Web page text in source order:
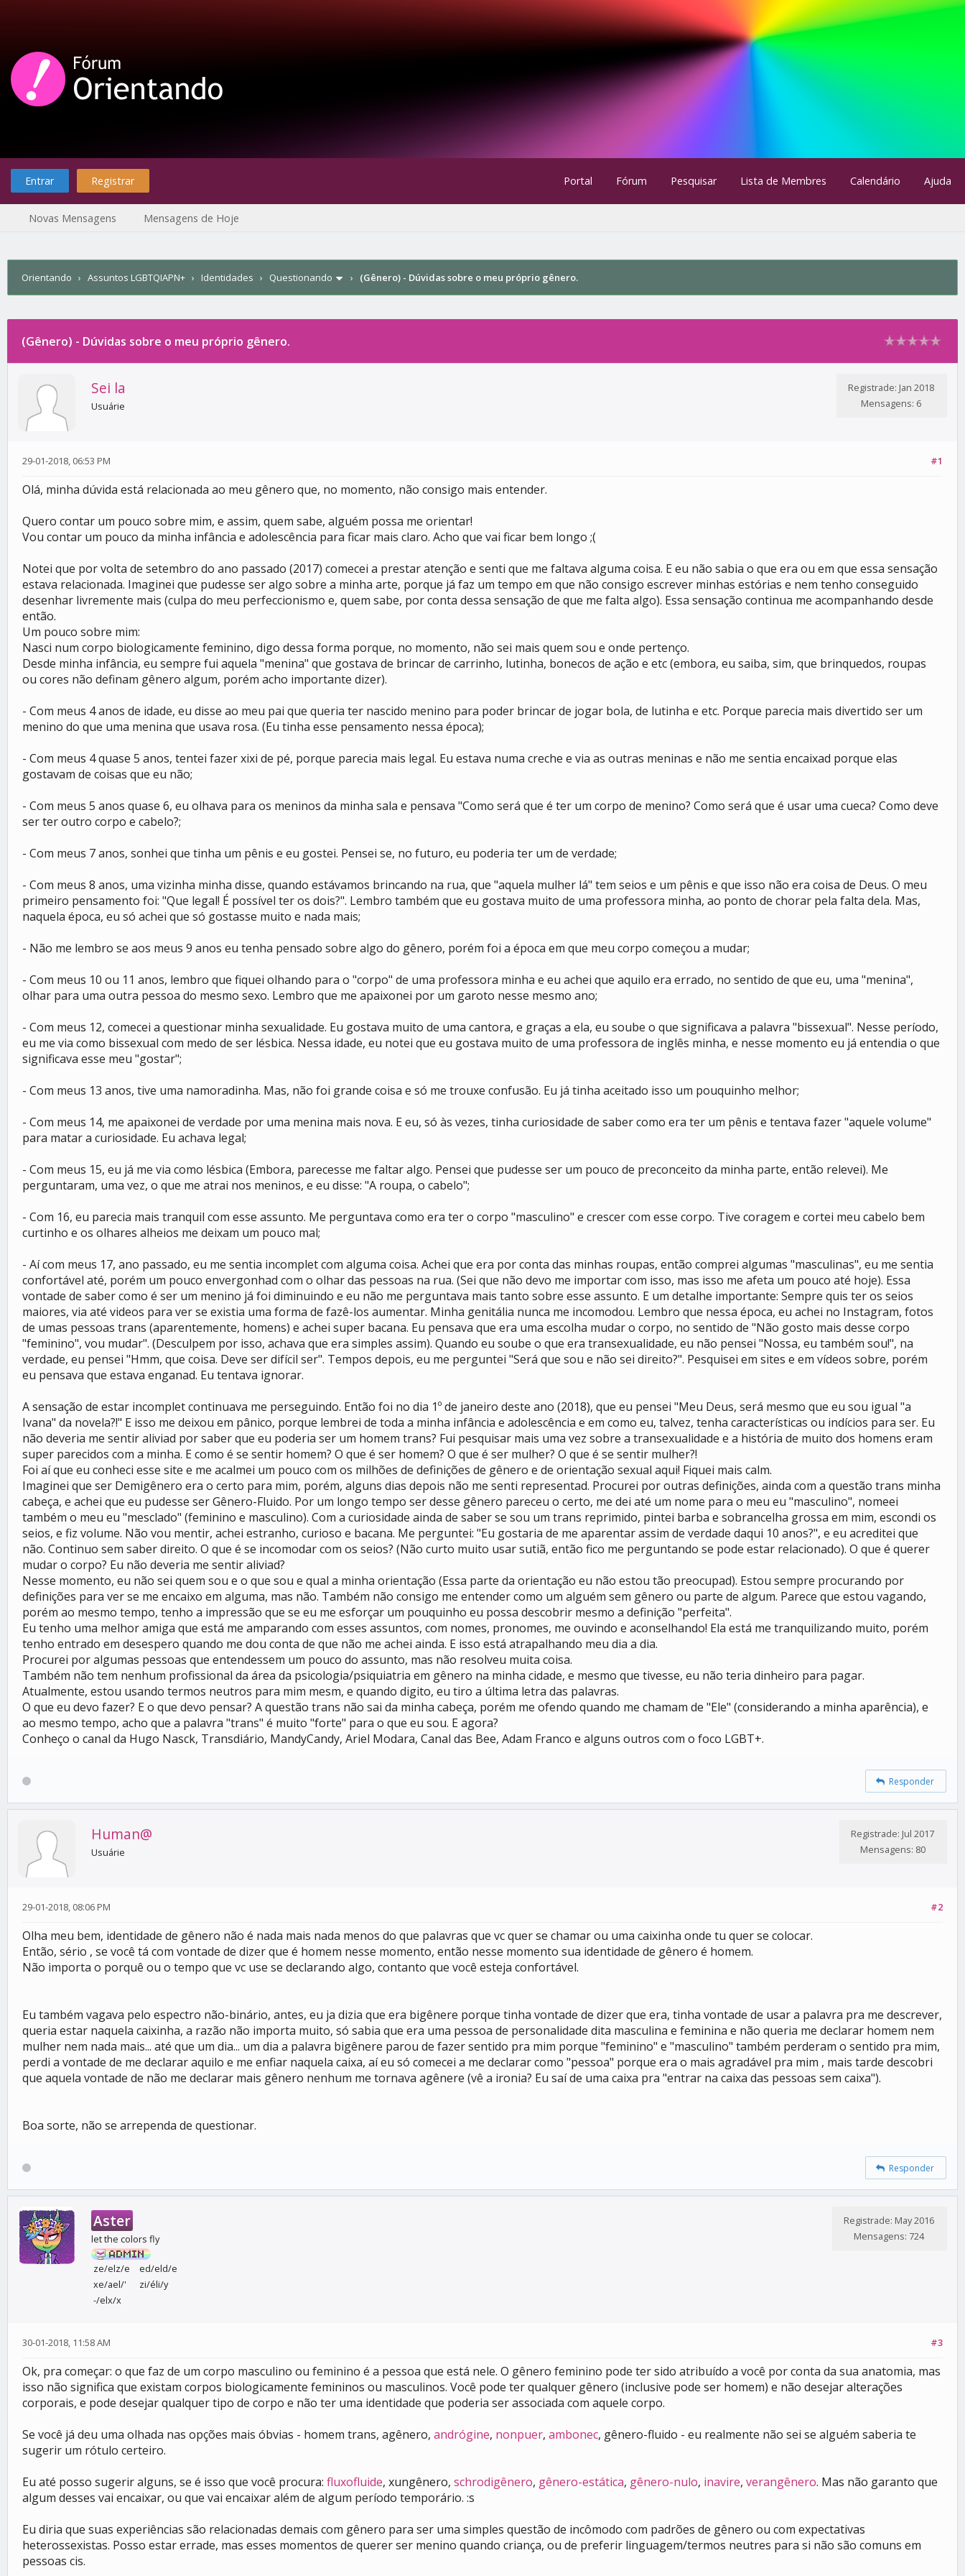
Entrar Registrar Portal Fórum Pesquisar Lista de Membres Calendário Ajuda
Novas Mensagens Mensagens de Hoje
Orientando › Assuntos LGBTQIAPN+ › Identidades › Questionando › (Gênero) - Dúvidas sobre o meu próprio gênero.
0 votos - 0 média
1
2
3
4
5
(Gênero) - Dúvidas sobre o meu próprio gênero.
Sei la
Usuárie
Registrade: Jan 2018
Mensagens: 6
#1
29-01-2018, 06:53 PM
Olá, minha dúvida está relacionada ao meu gênero que, no momento, não consigo mais entender.
Quero contar um pouco sobre mim, e assim, quem sabe, alguém possa me orientar!
Vou contar um pouco da minha infância e adolescência para ficar mais claro. Acho que vai ficar bem longo ;(
Notei que por volta de setembro do ano passado (2017) comecei a prestar atenção e senti que me faltava alguma coisa. E eu não sabia o que era ou em que essa sensação
estava relacionada. Imaginei que pudesse ser algo sobre a minha arte, porque já faz um tempo em que não consigo escrever minhas estórias e nem tenho conseguido
desenhar livremente mais (culpa do meu perfeccionismo e, quem sabe, por conta dessa sensação de que me falta algo). Essa sensação continua me acompanhando desde
então.
Um pouco sobre mim:
Nasci num corpo biologicamente feminino, digo dessa forma porque, no momento, não sei mais quem sou e onde pertenço.
Desde minha infância, eu sempre fui aquela "menina" que gostava de brincar de carrinho, lutinha, bonecos de ação e etc (embora, eu saiba, sim, que brinquedos, roupas
ou cores não definam gênero algum, porém acho importante dizer).
- Com meus 4 anos de idade, eu disse ao meu pai que queria ter nascido menino para poder brincar de jogar bola, de lutinha e etc. Porque parecia mais divertido ser um
menino do que uma menina que usava rosa. (Eu tinha esse pensamento nessa época);
- Com meus 4 quase 5 anos, tentei fazer xixi de pé, porque parecia mais legal. Eu estava numa creche e via as outras meninas e não me sentia encaixad porque elas
gostavam de coisas que eu não;
- Com meus 5 anos quase 6, eu olhava para os meninos da minha sala e pensava "Como será que é ter um corpo de menino? Como será que é usar uma cueca? Como deve
ser ter outro corpo e cabelo?;
- Com meus 7 anos, sonhei que tinha um pênis e eu gostei. Pensei se, no futuro, eu poderia ter um de verdade;
- Com meus 8 anos, uma vizinha minha disse, quando estávamos brincando na rua, que "aquela mulher lá" tem seios e um pênis e que isso não era coisa de Deus. O meu
primeiro pensamento foi: "Que legal! É possível ter os dois?". Lembro também que eu gostava muito de uma professora minha, ao ponto de chorar pela falta dela. Mas,
naquela época, eu só achei que só gostasse muito e nada mais;
- Não me lembro se aos meus 9 anos eu tenha pensado sobre algo do gênero, porém foi a época em que meu corpo começou a mudar;
- Com meus 10 ou 11 anos, lembro que fiquei olhando para o "corpo" de uma professora minha e eu achei que aquilo era errado, no sentido de que eu, uma "menina",
olhar para uma outra pessoa do mesmo sexo. Lembro que me apaixonei por um garoto nesse mesmo ano;
- Com meus 12, comecei a questionar minha sexualidade. Eu gostava muito de uma cantora, e graças a ela, eu soube o que significava a palavra "bissexual". Nesse período,
eu me via como bissexual com medo de ser lésbica. Nessa idade, eu notei que eu gostava muito de uma professora de inglês minha, e nesse momento eu já entendia o que
significava esse meu "gostar";
- Com meus 13 anos, tive uma namoradinha. Mas, não foi grande coisa e só me trouxe confusão. Eu já tinha aceitado isso um pouquinho melhor;
- Com meus 14, me apaixonei de verdade por uma menina mais nova. E eu, só às vezes, tinha curiosidade de saber como era ter um pênis e tentava fazer "aquele volume"
para matar a curiosidade. Eu achava legal;
- Com meus 15, eu já me via como lésbica (Embora, parecesse me faltar algo. Pensei que pudesse ser um pouco de preconceito da minha parte, então relevei). Me
perguntaram, uma vez, o que me atrai nos meninos, e eu disse: "A roupa, o cabelo";
- Com 16, eu parecia mais tranquil com esse assunto. Me perguntava como era ter o corpo "masculino" e crescer com esse corpo. Tive coragem e cortei meu cabelo bem
curtinho e os olhares alheios me deixam um pouco mal;
- Aí com meus 17, ano passado, eu me sentia incomplet com alguma coisa. Achei que era por conta das minhas roupas, então comprei algumas "masculinas", eu me sentia
confortável até, porém um pouco envergonhad com o olhar das pessoas na rua. (Sei que não devo me importar com isso, mas isso me afeta um pouco até hoje). Essa
vontade de saber como é ser um menino já foi diminuindo e eu não me perguntava mais tanto sobre esse assunto. E um detalhe importante: Sempre quis ter os seios
maiores, via até videos para ver se existia uma forma de fazê-los aumentar. Minha genitália nunca me incomodou. Lembro que nessa época, eu achei no Instagram, fotos
de umas pessoas trans (aparentemente, homens) e achei super bacana. Eu pensava que era uma escolha mudar o corpo, no sentido de "Não gosto mais desse corpo
"feminino", vou mudar". (Desculpem por isso, achava que era simples assim). Quando eu soube o que era transexualidade, eu não pensei "Nossa, eu também sou!", na
verdade, eu pensei "Hmm, que coisa. Deve ser difícil ser". Tempos depois, eu me perguntei "Será que sou e não sei direito?". Pesquisei em sites e em vídeos sobre, porém
eu pensava que estava enganad. Eu tentava ignorar.
A sensação de estar incomplet continuava me perseguindo. Então foi no dia 1º de janeiro deste ano (2018), que eu pensei "Meu Deus, será mesmo que eu sou igual "a
Ivana" da novela?!" E isso me deixou em pânico, porque lembrei de toda a minha infância e adolescência e em como eu, talvez, tenha características ou indícios para ser. Eu
não deveria me sentir aliviad por saber que eu poderia ser um homem trans? Fui pesquisar mais uma vez sobre a transexualidade e a história de muito dos homens eram
super parecidos com a minha. E como é se sentir homem? O que é ser homem? O que é ser mulher? O que é se sentir mulher?!
Foi aí que eu conheci esse site e me acalmei um pouco com os milhões de definições de gênero e de orientação sexual aqui! Fiquei mais calm.
Imaginei que ser Demigênero era o certo para mim, porém, alguns dias depois não me senti representad. Procurei por outras definições, ainda com a questão trans minha
cabeça, e achei que eu pudesse ser Gênero-Fluido. Por um longo tempo ser desse gênero pareceu o certo, me dei até um nome para o meu eu "masculino", nomeei
também o meu eu "mesclado" (feminino e masculino). Com a curiosidade ainda de saber se sou um trans reprimido, pintei barba e sobrancelha grossa em mim, escondi os
seios, e fiz volume. Não vou mentir, achei estranho, curioso e bacana. Me perguntei: "Eu gostaria de me aparentar assim de verdade daqui 10 anos?", e eu acreditei que
não. Continuo sem saber direito. O que é se incomodar com os seios? (Não curto muito usar sutiã, então fico me perguntando se pode estar relacionado). O que é querer
mudar o corpo? Eu não deveria me sentir aliviad?
Nesse momento, eu não sei quem sou e o que sou e qual a minha orientação (Essa parte da orientação eu não estou tão preocupad). Estou sempre procurando por
definições para ver se me encaixo em alguma, mas não. Também não consigo me entender como um alguém sem gênero ou parte de algum. Parece que estou vagando,
porém ao mesmo tempo, tenho a impressão que se eu me esforçar um pouquinho eu possa descobrir mesmo a definição "perfeita".
Eu tenho uma melhor amiga que está me amparando com esses assuntos, com nomes, pronomes, me ouvindo e aconselhando! Ela está me tranquilizando muito, porém
tenho entrado em desespero quando me dou conta de que não me achei ainda. E isso está atrapalhando meu dia a dia.
Procurei por algumas pessoas que entendessem um pouco do assunto, mas não resolveu muita coisa.
Também não tem nenhum profissional da área da psicologia/psiquiatria em gênero na minha cidade, e mesmo que tivesse, eu não teria dinheiro para pagar.
Atualmente, estou usando termos neutros para mim mesm, e quando digito, eu tiro a última letra das palavras.
O que eu devo fazer? E o que devo pensar? A questão trans não sai da minha cabeça, porém me ofendo quando me chamam de "Ele" (considerando a minha aparência), e
ao mesmo tempo, acho que a palavra "trans" é muito "forte" para o que eu sou. E agora?
Conheço o canal da Hugo Nasck, Transdiário, MandyCandy, Ariel Modara, Canal das Bee, Adam Franco e alguns outros com o foco LGBT+.
Responder
Human@
Usuárie
Registrade: Jul 2017
Mensagens: 80
#2
29-01-2018, 08:06 PM
Olha meu bem, identidade de gênero não é nada mais nada menos do que palavras que vc quer se chamar ou uma caixinha onde tu quer se colocar.
Então, sério , se você tá com vontade de dizer que é homem nesse momento, então nesse momento sua identidade de gênero é homem.
Não importa o porquê ou o tempo que vc use se declarando algo, contanto que você esteja confortável.
Eu também vagava pelo espectro não-binário, antes, eu ja dizia que era bigênere porque tinha vontade de dizer que era, tinha vontade de usar a palavra pra me descrever,
queria estar naquela caixinha, a razão não importa muito, só sabia que era uma pessoa de personalidade dita masculina e feminina e não queria me declarar homem nem
mulher nem nada mais... até que um dia... um dia a palavra bigênere parou de fazer sentido pra mim porque "feminino" e "masculino" também perderam o sentido pra mim,
perdi a vontade de me declarar aquilo e me enfiar naquela caixa, aí eu só comecei a me declarar como "pessoa" porque era o mais agradável pra mim , mais tarde descobri
que aquela vontade de não me declarar mais gênero nenhum me tornava agênere (vê a ironia? Eu saí de uma caixa pra "entrar na caixa das pessoas sem caixa").
Boa sorte, não se arrependa de questionar.
Responder
Aster
let the colors fly
ze/elz/e
ed/eld/e
xe/ael/'
zi/éli/y
-/elx/x
Registrade: May 2016
Mensagens: 724
#3
30-01-2018, 11:58 AM
Ok, pra começar: o que faz de um corpo masculino ou feminino é a pessoa que está nele. O gênero feminino pode ter sido atribuído a você por conta da sua anatomia, mas
isso não significa que existam corpos biologicamente femininos ou masculinos. Você pode ter qualquer gênero (inclusive pode ser homem) e não desejar alterações
corporais, e pode desejar qualquer tipo de corpo e não ter uma identidade que poderia ser associada com aquele corpo.
Se você já deu uma olhada nas opções mais óbvias - homem trans, agênero, andrógine, nonpuer, ambonec, gênero-fluido - eu realmente não sei se alguém saberia te
sugerir um rótulo certeiro.
Eu até posso sugerir alguns, se é isso que você procura: fluxofluide, xungênero, schrodigênero, gênero-estática, gênero-nulo, inavire, verangênero. Mas não garanto que
algum desses vai encaixar, ou que vai encaixar além de algum período temporário. :s
Eu diria que suas experiências são relacionadas demais com gênero para ser uma simples questão de incômodo com padrões de gênero ou com expectativas
heterossexistas. Posso estar errade, mas esses momentos de querer ser menino quando criança, ou de preferir linguagem/termos neutres para si não são comuns em
pessoas cis.